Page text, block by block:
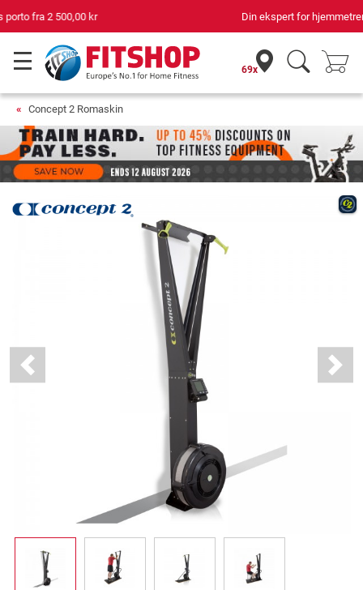
Din ekspert for hjemmetrening i 42 år
69x
Concept 2 Romaskin
Previous Next